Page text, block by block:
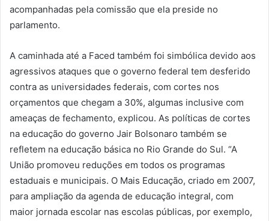
acompanhadas pela comissão que ela preside no
parlamento.
A caminhada até a Faced também foi simbólica devido aos
agressivos ataques que o governo federal tem desferido
contra as universidades federais, com cortes nos
orçamentos que chegam a 30%, algumas inclusive com
ameaças de fechamento, explicou. As políticas de cortes
na educação do governo Jair Bolsonaro também se
refletem na educação básica no Rio Grande do Sul. “A
União promoveu reduções em todos os programas
estaduais e municipais. O Mais Educação, criado em 2007,
para ampliação da agenda de educação integral, com
maior jornada escolar nas escolas públicas, por exemplo,